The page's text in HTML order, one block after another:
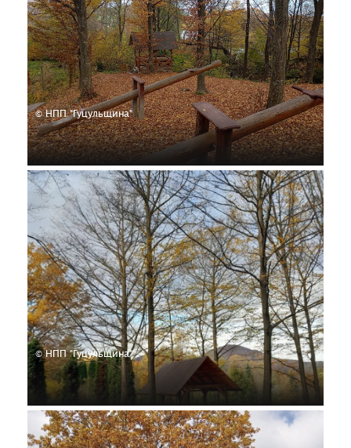
© НПП "Гуцульщина"
© НПП "Гуцульщина"